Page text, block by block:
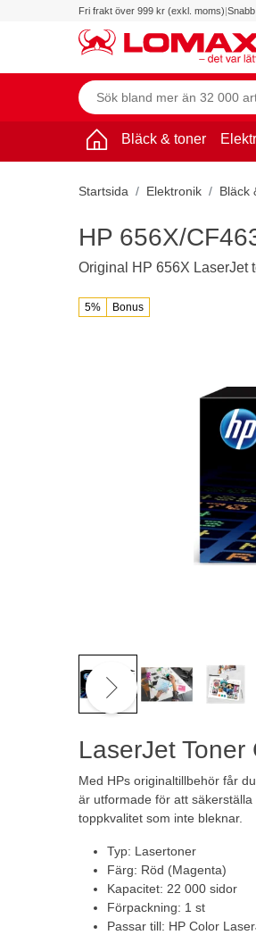
Fri frakt över 999 kr (exkl. moms)|
Bläck & toner
Startsida Elektronik Bläck
5% Bonus
LaserJet
Med HPs originaltillbehör får
är utformade för att
toppkvalitet som inte bleknar.
Typ: Lasertoner
Färg: Röd (Magenta)
Kapacitet: 22 000 sidor
Förpackning: 1 st
Passar till: HP Color
HP 656X/
Original HP 656X LaserJet